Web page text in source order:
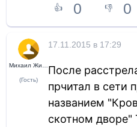
👍 0 👎 0
(Гость)
17.11.2015 в 17:29
После
прчитал в сети
названием
скотном дворе"